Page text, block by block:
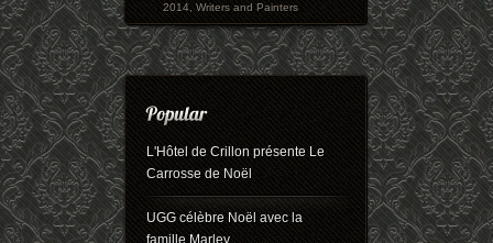
2014,Writers and Painters
L'Hôtel de Crillon présente Le
Carrosse de Noël
UGG célèbre Noël avec la
famille Marley